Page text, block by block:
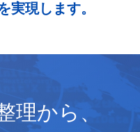
実現します。
理から、